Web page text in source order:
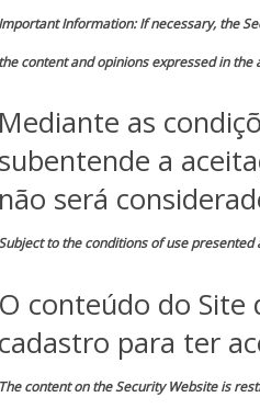
Important Information: If necessary, the
the content and opinions expressed in
Mediante as
subentende a
não será
to the conditions of use
O conteúdo do Site
cadastro para ter
The content on the Security Website is
Empresarial
da
Pública
Eletrônica
Pessoal
Godinho
Borges